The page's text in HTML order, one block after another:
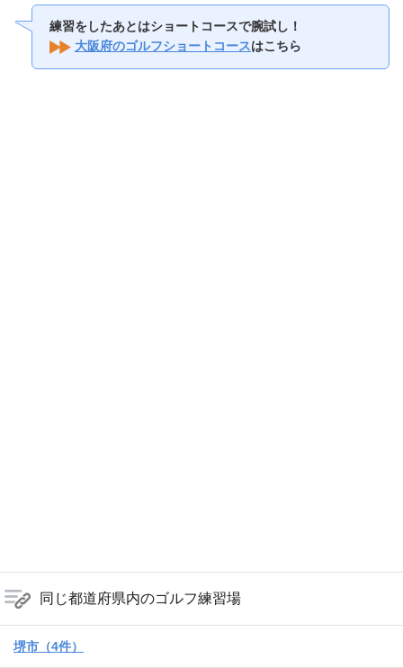
練習をしたあとはショートコースで腕試し！
大阪府のゴルフショートコースはこちら
同じ都道府県内のゴルフ練習場
堺市（4件）